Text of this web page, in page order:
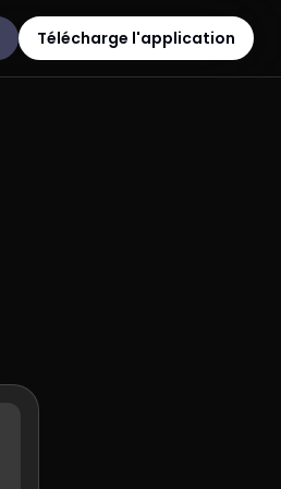
Télécharge l'application